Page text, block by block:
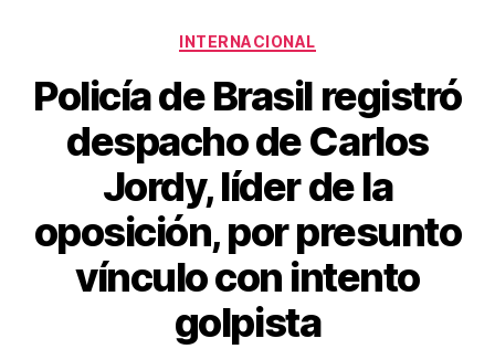
k
Categorías
INTERNACIONAL
Policía de Brasil registró
despacho de Carlos
Jordy, líder de la
oposición, por presunto
vínculo con intento
golpista